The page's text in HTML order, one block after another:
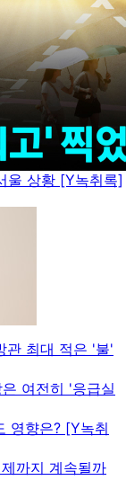
울 상황 [Y녹취록]
관 최대 적은 '불'
여전히 '응급실
영향은? [Y녹취
까지 계속될까